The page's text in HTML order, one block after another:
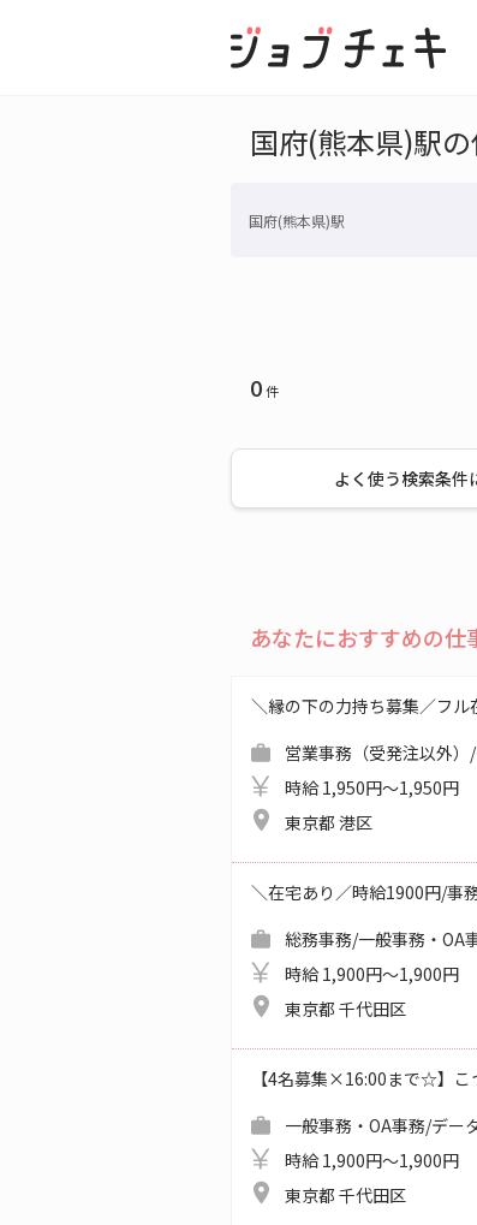
国府(熊本県)駅
国府(熊本県)駅
0件
よく使う検索条件
あなたにおすすめの仕
＼縁の下の力持ち募集／フ
営業事務（受発注以外）
時給 1,950円～1,950円
東京都 港区
＼在宅あり／時給1900円/事
総務事務/一般事務・OA
時給 1,900円～1,900円
東京都 千代田区
【4名募集×16:00まで☆】
一般事務・OA事務/デー
時給 1,900円～1,900円
東京都 千代田区